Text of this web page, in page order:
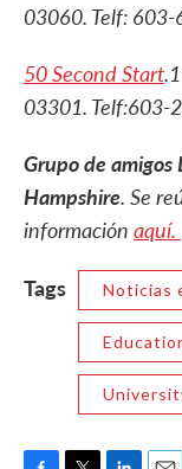
03060. Telf:
50 Second Start
03301. Telf:603-
Grupo de
Hampshire. Se
información aquí.
Tags
Noticias